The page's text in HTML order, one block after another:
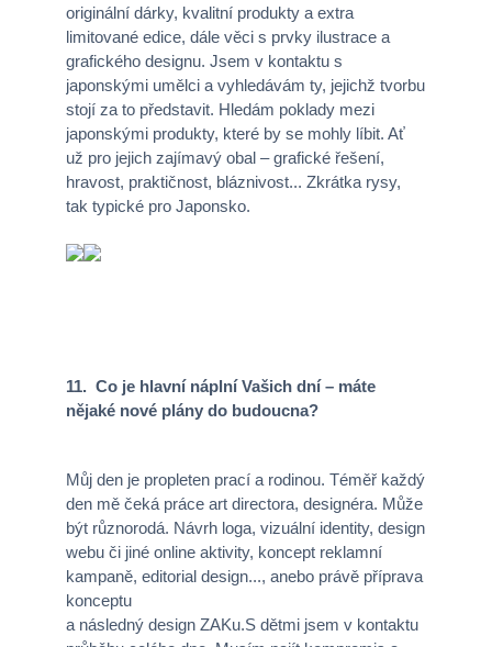
originální dárky, kvalitní produkty a extra
limitované edice, dále věci s prvky ilustrace a
grafického designu. Jsem v kontaktu s
japonskými umělci a vyhledávám ty, jejichž tvorbu
stojí za to představit. Hledám poklady mezi
japonskými produkty, které by se mohly líbit. Ať
už pro jejich zajímavý obal – grafické řešení,
hravost, praktičnost, bláznivost... Zkrátka rysy,
tak typické pro Japonsko.
11. Co je hlavní náplní Vašich dní – máte
nějaké nové plány do budoucna?
Můj den je propleten prací a rodinou. Téměř každý
den mě čeká práce art directora, designéra. Může
být různorodá. Návrh loga, vizuální identity, design
webu či jiné online aktivity, koncept reklamní
kampaně, editorial design..., anebo právě příprava
konceptu
a následný design ZAKu.S dětmi jsem v kontaktu